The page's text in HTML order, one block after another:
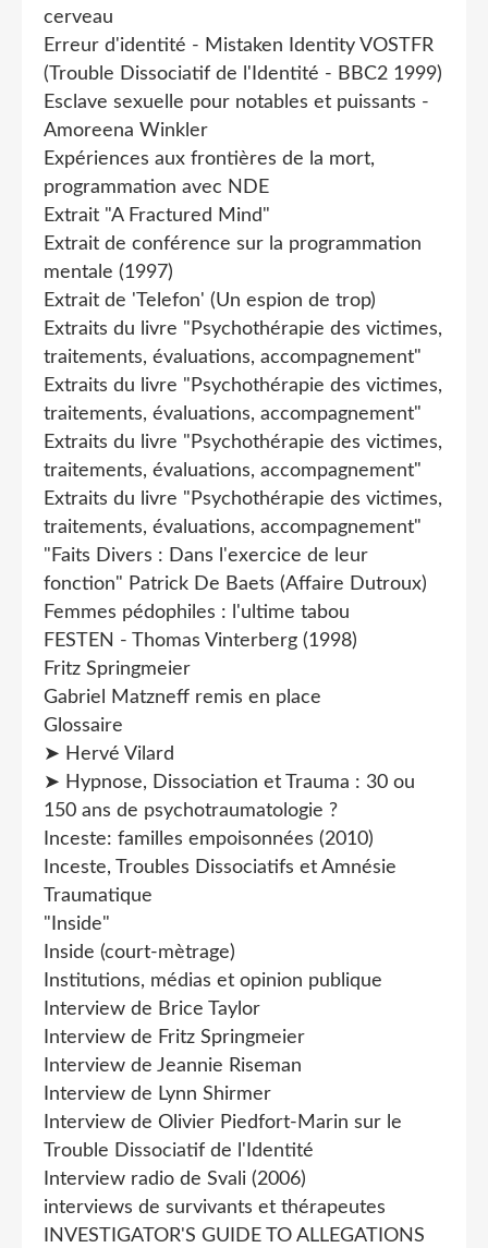
cerveau
Erreur d'identité - Mistaken Identity VOSTFR
(Trouble Dissociatif de l'Identité - BBC2 1999)
Esclave sexuelle pour notables et puissants -
Amoreena Winkler
Expériences aux frontières de la mort,
programmation avec NDE
Extrait "A Fractured Mind"
Extrait de conférence sur la programmation
mentale (1997)
Extrait de 'Telefon' (Un espion de trop)
Extraits du livre "Psychothérapie des victimes,
traitements, évaluations, accompagnement"
Extraits du livre "Psychothérapie des victimes,
traitements, évaluations, accompagnement"
Extraits du livre "Psychothérapie des victimes,
traitements, évaluations, accompagnement"
Extraits du livre "Psychothérapie des victimes,
traitements, évaluations, accompagnement"
"Faits Divers : Dans l'exercice de leur
fonction" Patrick De Baets (Affaire Dutroux)
Femmes pédophiles : l'ultime tabou
FESTEN - Thomas Vinterberg (1998)
Fritz Springmeier
Gabriel Matzneff remis en place
Glossaire
➤ Hervé Vilard
➤ Hypnose, Dissociation et Trauma : 30 ou
150 ans de psychotraumatologie ?
Inceste: familles empoisonnées (2010)
Inceste, Troubles Dissociatifs et Amnésie
Traumatique
"Inside"
Inside (court-mètrage)
Institutions, médias et opinion publique
Interview de Brice Taylor
Interview de Fritz Springmeier
Interview de Jeannie Riseman
Interview de Lynn Shirmer
Interview de Olivier Piedfort-Marin sur le
Trouble Dissociatif de l'Identité
Interview radio de Svali (2006)
interviews de survivants et thérapeutes
INVESTIGATOR'S GUIDE TO ALLEGATIONS